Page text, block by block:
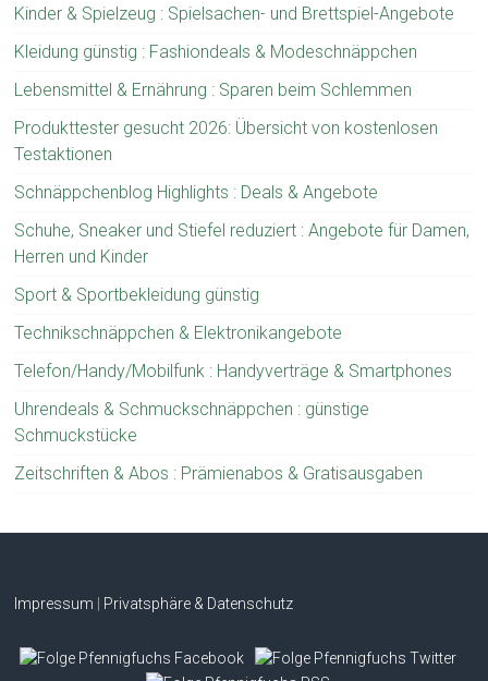
Kinder & Spielzeug : Spielsachen- und Brettspiel-Angebote
Kleidung günstig : Fashiondeals & Modeschnäppchen
Lebensmittel & Ernährung : Sparen beim Schlemmen
Produkttester gesucht 2026: Übersicht von kostenlosen
Testaktionen
Schnäppchenblog Highlights : Deals & Angebote
Schuhe, Sneaker und Stiefel reduziert : Angebote für Damen,
Herren und Kinder
Sport & Sportbekleidung günstig
Technikschnäppchen & Elektronikangebote
Telefon/Handy/Mobilfunk : Handyverträge & Smartphones
Uhrendeals & Schmuckschnäppchen : günstige
Schmuckstücke
Zeitschriften & Abos : Prämienabos & Gratisausgaben
Impressum Privatsphäre & Datenschutz